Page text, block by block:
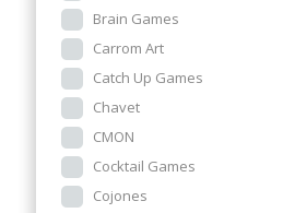
Brain Games
Carrom Art
Catch Up Games
Chavet
CMON
Cocktail Games
Cojones